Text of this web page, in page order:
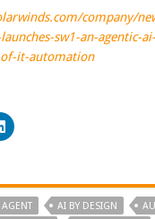
company/
sw1-an-agentic-
it-automation
AI BY DESIGN